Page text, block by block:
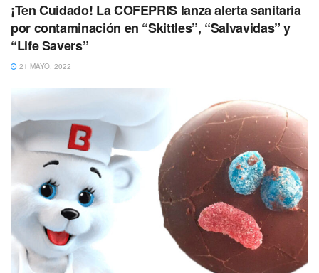
¡Ten Cuidado! La COFEPRIS lanza alerta sanitaria
por contaminación en “Skittles”, “Salvavidas” y
“Life Savers”
21 MAYO, 2022